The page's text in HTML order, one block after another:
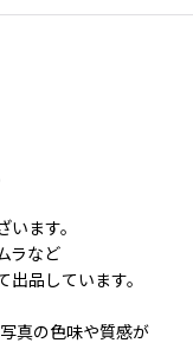
ます。
ラなど
品しています。
真の色味や質感が